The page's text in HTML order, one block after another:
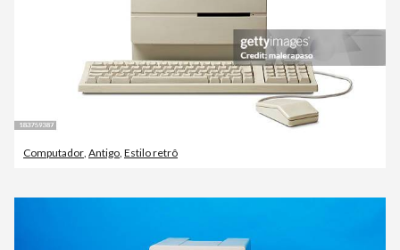
Computador Antigo Estilo retrô